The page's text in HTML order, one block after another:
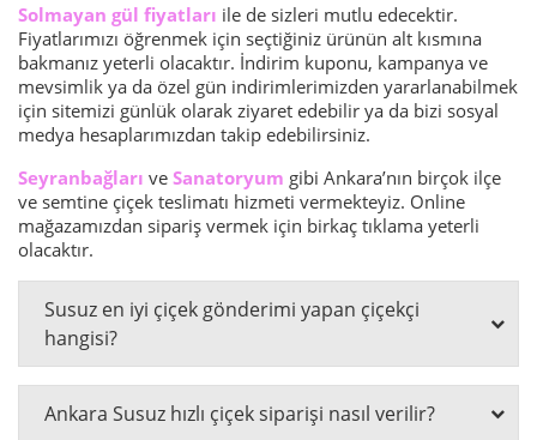
Solmayan gül fiyatları ile de sizleri mutlu edecektir.
Fiyatlarımızı öğrenmek için seçtiğiniz ürünün alt kısmına
bakmanız yeterli olacaktır. İndirim kuponu, kampanya ve
mevsimlik ya da özel gün indirimlerimizden yararlanabilmek
için sitemizi günlük olarak ziyaret edebilir ya da bizi sosyal
medya hesaplarımızdan takip edebilirsiniz.
Seyranbağları ve Sanatoryum gibi Ankara’nın birçok ilçe
ve semtine çiçek teslimatı hizmeti vermekteyiz. Online
mağazamızdan sipariş vermek için birkaç tıklama yeterli
olacaktır.
Susuz en iyi çiçek gönderimi yapan çiçekçi
hangisi?
Ankara Susuz hızlı çiçek siparişi nasıl verilir?